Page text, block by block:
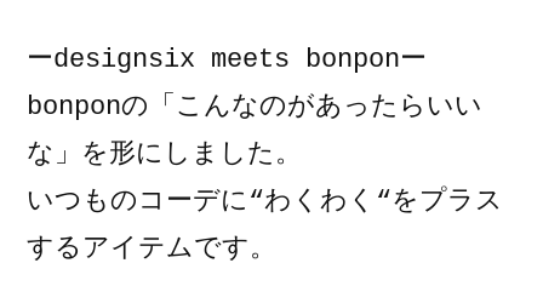
ーdesignsix meets bonponー
bonponの「こんなのがあったらいい
な」を形にしました。
いつものコーデに“わくわく“をプラス
するアイテムです。